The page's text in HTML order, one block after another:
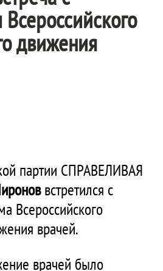
движения
партии СПРАВЕЛИВАЯ
встретился с
Всероссийского
врачей.
врачей было